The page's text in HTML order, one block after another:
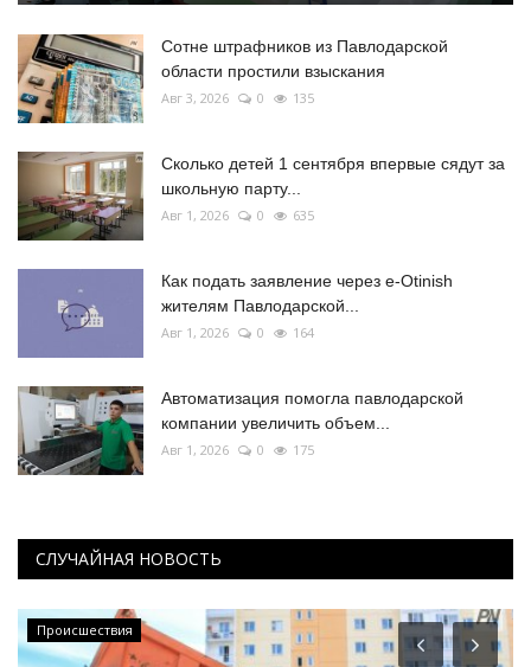
Сотне штрафников из Павлодарской
области простили взыскания
Авг 3, 2026 0 135
Сколько детей 1 сентября впервые сядут за
школьную парту...
Авг 1, 2026 0 635
Как подать заявление через e-Otinish
жителям Павлодарской...
Авг 1, 2026 0 164
Автоматизация помогла павлодарской
компании увеличить объем...
Авг 1, 2026 0 175
СЛУЧАЙНАЯ НОВОСТЬ
Происшествия